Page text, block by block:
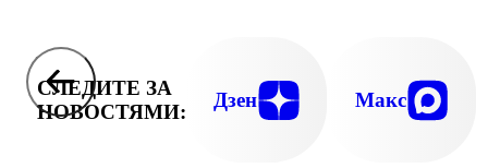
СЛЕДИТЕ ЗА
НОВОСТЯМИ:
Дзен Макс